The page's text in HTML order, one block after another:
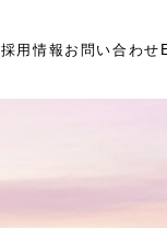
採用情報 お問い合わせ